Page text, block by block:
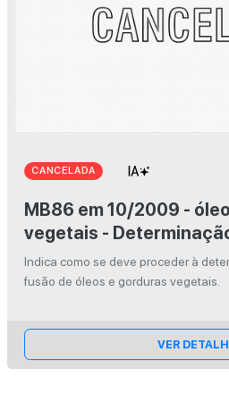
CANCELADA
MB86 em 10/2009 - óleos e gorduras
vegetais -
fusão
Indica como se deve proceder à
fusão de óleos e gorduras vegetais.
VER